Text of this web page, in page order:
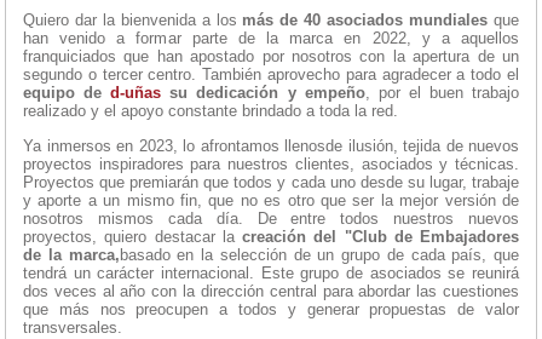
Quiero dar la bienvenida a los más de 40 asociados mundiales que
han venido a formar parte de la marca en 2022, y a aquellos
franquiciados que han apostado por nosotros con la apertura de un
segundo o tercer centro. También aprovecho para agradecer a todo el
equipo ded-uñas su dedicación y empeño, por el buen trabajo
realizado y el apoyo constante brindado a toda la red.
Ya inmersos en 2023, lo afrontamos llenosde ilusión, tejida de nuevos
proyectos inspiradores para nuestros clientes, asociados y técnicas.
Proyectos que premiarán que todos y cada uno desde su lugar, trabaje
y aporte a un mismo fin, que no es otro que ser la mejor versión de
nosotros mismos cada día. De entre todos nuestros nuevos
proyectos, quiero destacar la creación del "Club de Embajadores
de la marca, basado en la selección de un grupo de cada país, que
tendrá un carácter internacional. Este grupo de asociados se reunirá
dos veces al año con la dirección central para abordar las cuestiones
que más nos preocupen a todos y generar propuestas de valor
transversales.